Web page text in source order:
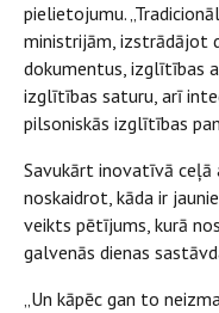
pielietojumu.
ministrijām, izstrādājot
dokumentus, izglītības
izglītības saturu, arī
pilsoniskās izglītības
Savukārt inovatīvā
noskaidrot, kāda ir
veikts pētījums, kurā
galvenās dienas
„Un kāpēc gan to